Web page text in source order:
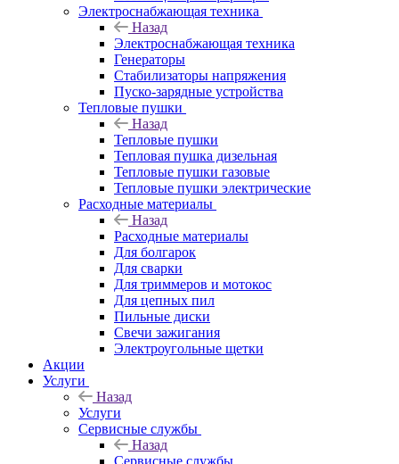
Электроснабжающая техника
Назад
Электроснабжающая техника
Генераторы
Стабилизаторы напряжения
Пуско-зарядные устройства
Тепловые пушки
Назад
Тепловые пушки
Тепловая пушка дизельная
Тепловые пушки газовые
Тепловые пушки электрические
Расходные материалы
Назад
Расходные материалы
Для болгарок
Для сварки
Для триммеров и мотокос
Для цепных пил
Пильные диски
Свечи зажигания
Электроугольные щетки
Акции
Услуги
Назад
Услуги
Сервисные службы
Назад
Сервисные службы